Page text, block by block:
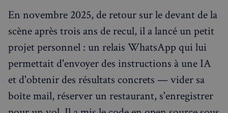
En novembre 2025, de retour sur le devant de la
scène après trois ans de recul, il a lancé un petit
projet personnel : un relais WhatsApp qui lui
permettait d'envoyer des instructions à une IA
et d'obtenir des résultats concrets — vider sa
boîte mail, réserver un restaurant, s'enregistrer